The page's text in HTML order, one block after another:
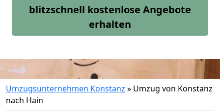
blitzschnell kostenlose Angebote
erhalten
Umzugsunternehmen Konstanz » Umzug von Konstanz
nach Hain